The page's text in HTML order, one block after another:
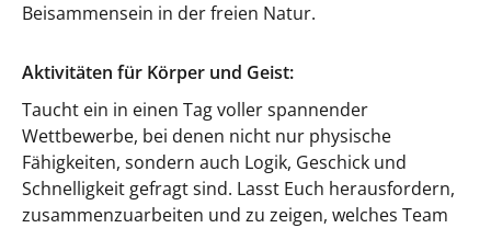
Beisammensein in der freien Natur.
Aktivitäten für Körper und Geist:
Taucht ein in einen Tag voller spannender
Wettbewerbe, bei denen nicht nur physische
Fähigkeiten, sondern auch Logik, Geschick und
Schnelligkeit gefragt sind. Lasst Euch herausfordern,
zusammenzuarbeiten und zu zeigen, welches Team